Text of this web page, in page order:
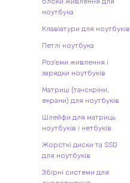
ноутбука
Клавіатури для ноутбуків
Петлі ноутбука
Роз'єми живлення і
зарядки ноутбуків
Матриці (тачскріни,
екрани) для ноутбуків
Шлейфи для матриць
ноутбуків і нетбуків
Жорсткі диски та SSD
для ноутбуків
Збірні системи для